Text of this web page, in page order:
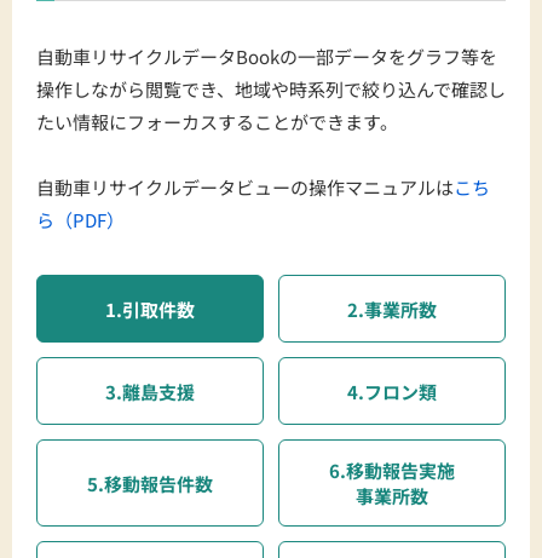
自動車リサイクルデータBookの一部データをグラフ等を
操作しながら閲覧でき、地域や時系列で絞り込んで確認し
たい情報にフォーカスすることができます。
自動車リサイクルデータビューの操作マニュアルはこち
ら（PDF）
1.引取件数 2.事業所数
3.離島支援 4.フロン類
5.移動報告件数
6.移動報告実施
事業所数